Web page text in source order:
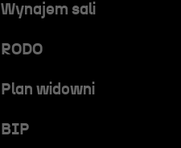
Wynajem sali
RODO
Plan widowni
BIP